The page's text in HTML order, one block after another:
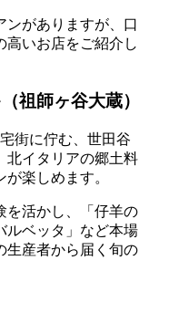
ンがありますが、口
高いお店をご紹介し
祖師ヶ谷大蔵）
街に佇む、世田谷
北イタリアの郷土料
楽しめます。
を活かし、「仔羊の
ルベッタ」など本場
生産者から届く旬の